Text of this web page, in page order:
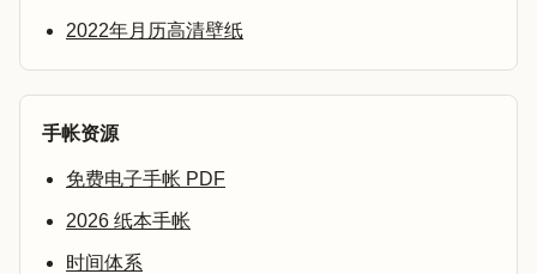
2022年月历高清壁纸
手帐资源
免费电子手帐 PDF
2026 纸本手帐
时间体系